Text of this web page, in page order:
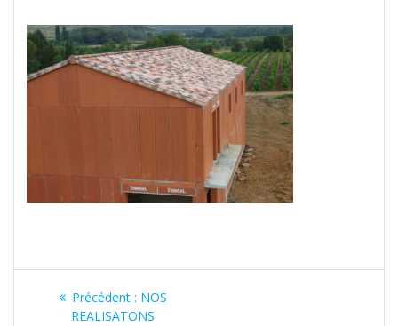
Navigation
Précédent : Article
précédent
NOS
REALISATONS